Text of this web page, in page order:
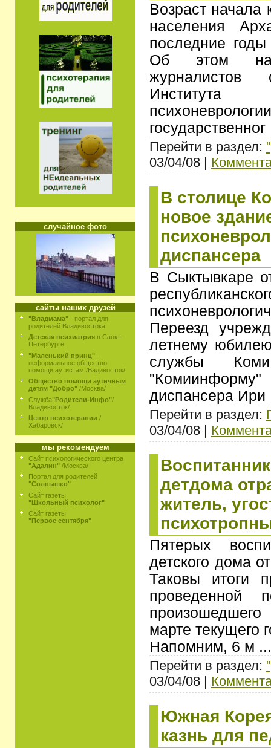
случайное фото
сайты наших друзей
"Владмама" - портал для
родителей Владивостока
Детская психиатрия в Санкт-
Петербурге
"Маленький принц" -
неформальное общество
помощи аутистам /Вадивосток/
Общество помощи аутичным
детям "Добро" /Москва/
Служба"Родители-Инфо"/
Владивосток/
Центр психотерапии /
Хабаровск/
мы рекомендуем
Сайт психологического центра
"Адалин" /Москва/
Портал для родителей
"Солнышко"
Сайт газеты
"Школьный психолог"
Сайт газеты
"Первое сентября"
Возраст начала
населения
последние годы
Об этом на
журналистов
государственног
Перейти в раздел:
03/04/08 |
В столице
новое
диспансера
В Сыктывкаре
Переезд
летнему юбилею
службы
диспансера Ири
Перейти в раздел:
03/04/08 |
детдома
житель,
Пятерых
детского дома
Таковы итоги
проведенной
марте текущего
Напомним, 6 м
Перейти в раздел:
03/04/08 |
Южная
казнь для